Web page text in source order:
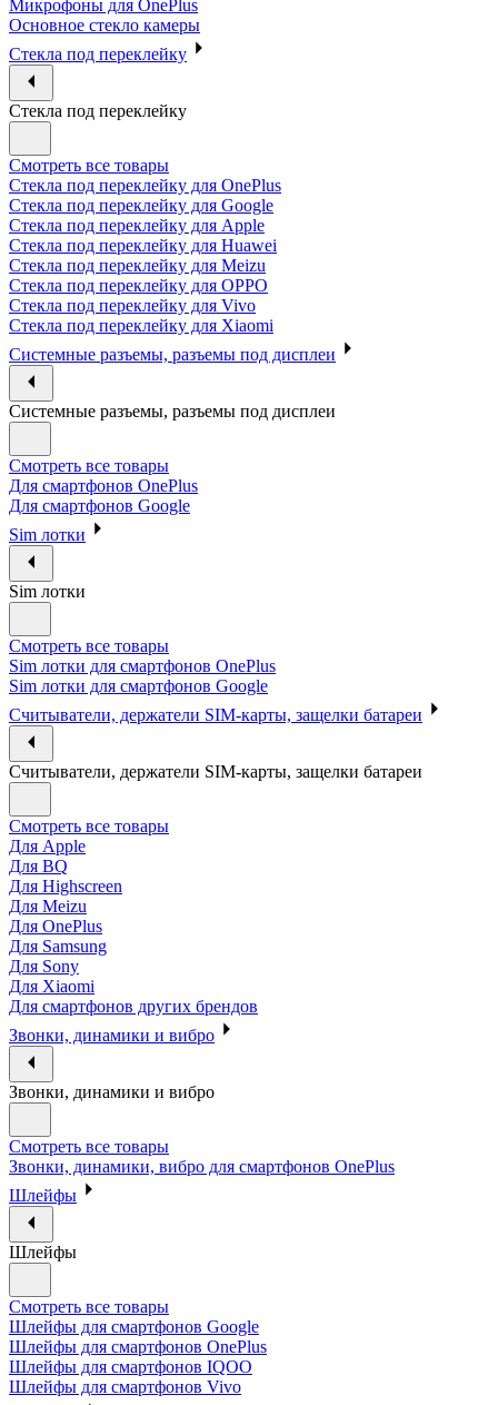
Микрофоны для OnePlus
Основное стекло камеры
Стекла под переклейку
Стекла под переклейку
Смотреть все товары
Стекла под переклейку для OnePlus
Стекла под переклейку для Google
Стекла под переклейку для Apple
Стекла под переклейку для Huawei
Стекла под переклейку для Meizu
Стекла под переклейку для OPPO
Стекла под переклейку для Vivo
Стекла под переклейку для Xiaomi
Системные разъемы, разъемы под дисплеи
Системные разъемы, разъемы под дисплеи
Смотреть все товары
Для смартфонов OnePlus
Для смартфонов Google
Sim лотки
Sim лотки
Смотреть все товары
Sim лотки для смартфонов OnePlus
Sim лотки для смартфонов Google
Считыватели, держатели SIM-карты, защелки батареи
Считыватели, держатели SIM-карты, защелки батареи
Смотреть все товары
Для Apple
Для BQ
Для Highscreen
Для Meizu
Для OnePlus
Для Samsung
Для Sony
Для Xiaomi
Для смартфонов других брендов
Звонки, динамики и вибро
Звонки, динамики и вибро
Смотреть все товары
Звонки, динамики, вибро для смартфонов OnePlus
Шлейфы
Шлейфы
Смотреть все товары
Шлейфы для смартфонов Google
Шлейфы для смартфонов OnePlus
Шлейфы для смартфонов IQOO
Шлейфы для смартфонов Vivo